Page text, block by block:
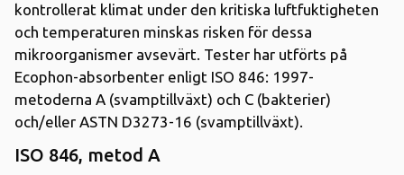
kontrollerat klimat under den kritiska luftfuktigheten
och temperaturen minskas risken för dessa
mikroorganismer avsevärt. Tester har utförts på
Ecophon-absorbenter enligt ISO 846: 1997-
metoderna A (svamptillväxt) och C (bakterier)
och/eller ASTN D3273-16 (svamptillväxt).
ISO 846, metod A